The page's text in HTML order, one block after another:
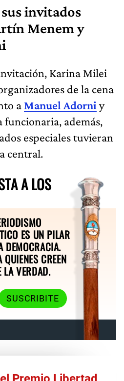
invitados
Menem y
Karina Milei
de la cena
a Manuel Adorni y
funcionaria, además,
especiales tuvieran
central.
A LOS
ES UN PILAR
DEMOCRACIA.
CREEN
LA VERDAD.
SUSCRIBITE